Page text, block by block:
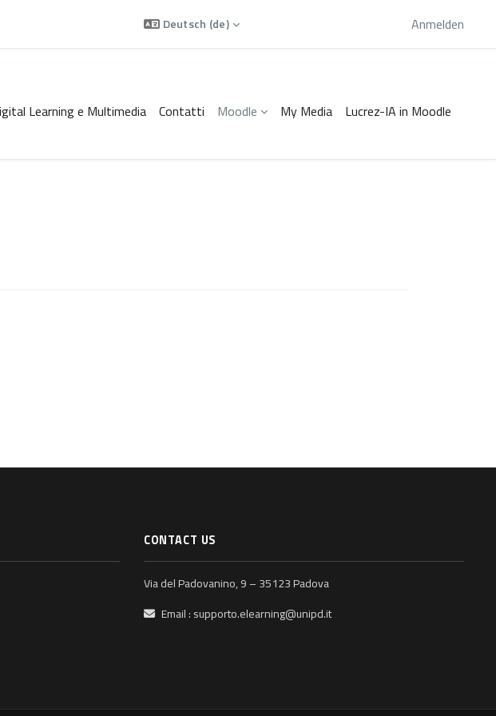
Deutsch ‎(de)‎ Anmelden
Learning e Multimedia Contatti Moodle My Media Lucrez-IA in Moodle
CONTACT US
Via del Padovanino, 9 – 35123 Padova
Email : supporto.elearning@unipd.it